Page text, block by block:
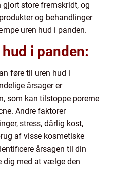
store fremskridt, og
og behandlinger
uren hud i panden.
i panden:
føre til uren hud i
årsager er
som kan tilstoppe porerne
Andre faktorer
stress, dårlig kost,
af visse kosmetiske
årsagen til din
dig med at vælge den